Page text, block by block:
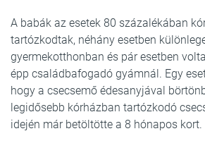
A babák az esetek 80 százalékában
tartózkodtak, néhány esetben
gyermekotthonban és pár esetben
épp családbafogadó gyámnál. Egy
hogy a csecsemő édesanyjával
legidősebb kórházban tartózkodó
idején már betöltötte a 8 hónapos kort.